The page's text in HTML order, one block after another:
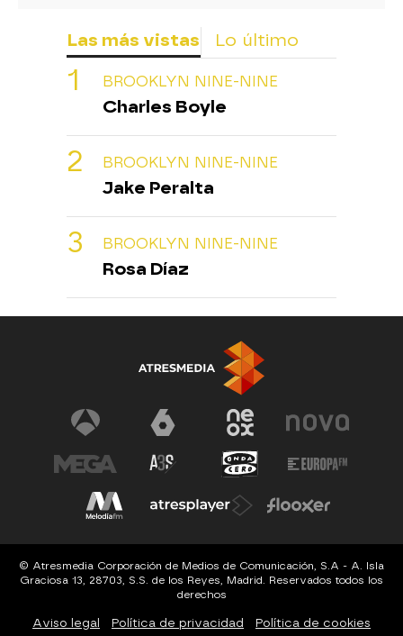
Las más vistas Lo último
BROOKLYN NINE-NINE
Charles Boyle
BROOKLYN NINE-NINE
Jake Peralta
BROOKLYN NINE-NINE
Rosa Díaz
© Atresmedia Corporación de Medios de Comunicación, S.A - A. Isla
Graciosa 13, 28703, S.S. de los Reyes, Madrid. Reservados todos los
derechos
Aviso legal Política de privacidad Política de cookies